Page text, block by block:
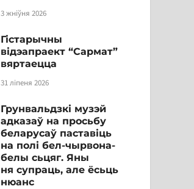
3 жніўня 2026
Гістарычны
відэапраект “Сармат”
вяртаецца
31 ліпеня 2026
Грунвальдзкі музэй
адказаў на просьбу
беларусаў паставіць
на полі бел-чырвона-
белы сьцяг. Яны
ня супраць, але ёсьць
нюанс